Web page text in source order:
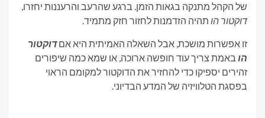
של ​​הקהל מתנקה בגאות הזמן. ברגע שהרעב והרעננות יחזרו,
דוקטור הו תהיה הזדמנות לחזור חזק מתמיד.
זו אפשרות מושכת, אבל השאלה האמיתית היא אםדוקטור
הו באמת צריך עוד חופשה ארוכה, או שמא כמה שיפורים
זהירים יספיקו כדי להחזיר את הדוקטור למקומם הראוי
בפסגת הטלוויזיה של המדע הבדיוני.